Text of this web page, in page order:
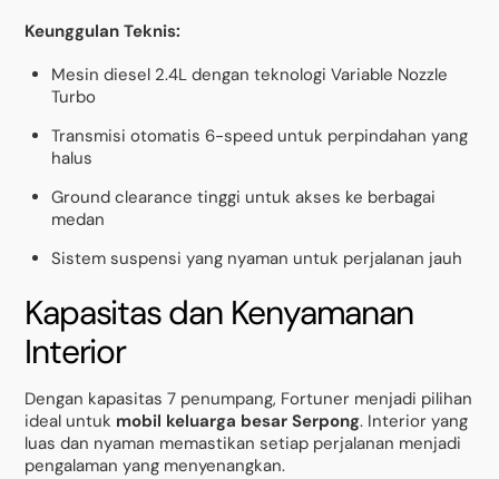
Keunggulan Teknis:
Mesin diesel 2.4L dengan teknologi Variable Nozzle
Turbo
Transmisi otomatis 6-speed untuk perpindahan yang
halus
Ground clearance tinggi untuk akses ke berbagai
medan
Sistem suspensi yang nyaman untuk perjalanan jauh
Kapasitas dan Kenyamanan
Interior
Dengan kapasitas 7 penumpang, Fortuner menjadi pilihan
ideal untuk mobil keluarga besar Serpong. Interior yang
luas dan nyaman memastikan setiap perjalanan menjadi
pengalaman yang menyenangkan.